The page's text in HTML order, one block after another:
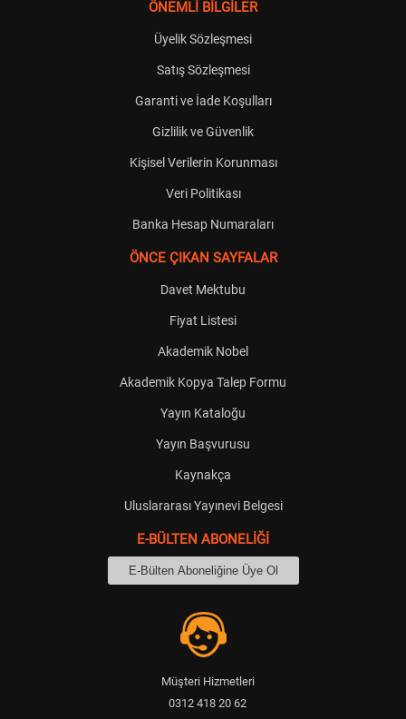
ÖNEMLİ BİLGİLER
Üyelik Sözleşmesi
Satış Sözleşmesi
Garanti ve İade Koşulları
Gizlilik ve Güvenlik
Kişisel Verilerin Korunması
Veri Politikası
Banka Hesap Numaraları
ÖNCE ÇIKAN SAYFALAR
Davet Mektubu
Fiyat Listesi
Akademik Nobel
Akademik Kopya Talep Formu
Yayın Kataloğu
Yayın Başvurusu
Kaynakça
Uluslararası Yayınevi Belgesi
E-BÜLTEN ABONELİĞİ
Müşteri Hizmetleri
0312 418 20 62